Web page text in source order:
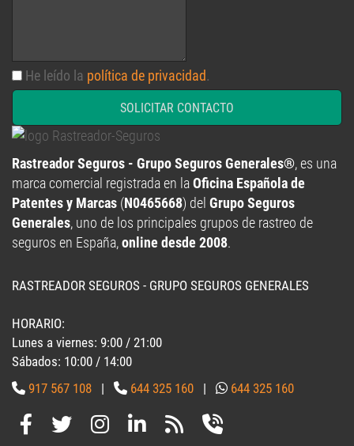
He leído la política de privacidad.
SOLICITAR CONTACTO
Rastreador Seguros - Grupo Seguros Generales®, es una
marca comercial registrada en laOficina Española de
Patentes y Marcas (N0465668) del Grupo Seguros
Generales, uno de los principales grupos de rastreo de
seguros en España,online desde 2008.
RASTREADOR SEGUROS - GRUPO SEGUROS GENERALES
HORARIO:
Lunes a viernes: 9:00 / 21:00
Sábados: 10:00 / 14:00
917 567 108 | 644 325 160 | 644 325 160